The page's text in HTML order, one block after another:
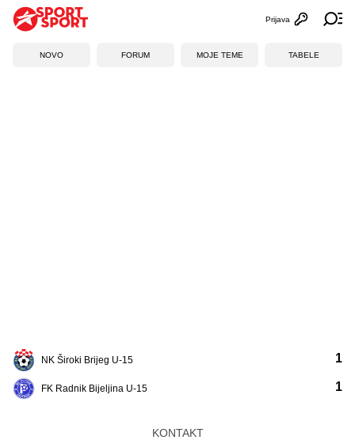
Otvori
Prijava
NOVO FORUM MOJE TEME TABELE
NK Široki Brijeg U-15
FK Radnik Bijeljina U-15
1
1
KONTAKT